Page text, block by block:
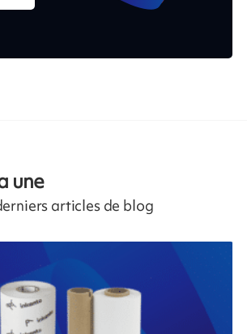
une
articles de blog